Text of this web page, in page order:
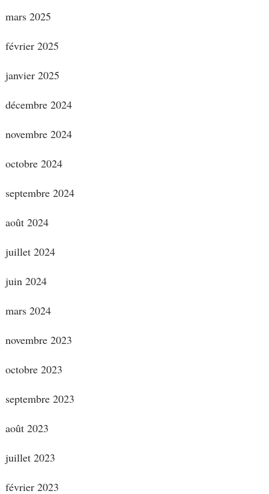
mars 2025
février 2025
janvier 2025
décembre 2024
novembre 2024
octobre 2024
septembre 2024
août 2024
juillet 2024
juin 2024
mars 2024
novembre 2023
octobre 2023
septembre 2023
août 2023
juillet 2023
février 2023